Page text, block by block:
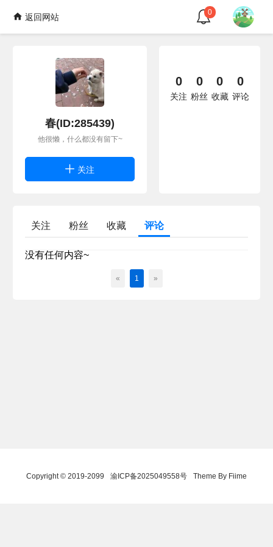
返回网站 0
春(ID:285439)
他很懒，什么都没有留下~
关注
0
关注
0
粉丝
0
收藏
0
评论
关注 粉丝 收藏 评论
没有任何内容~
« 1 »
Copyright © 2019-2099 渝ICP备2025049558号 Theme By Fiime